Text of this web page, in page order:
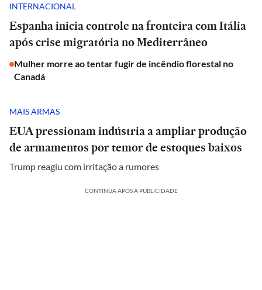
INTERNACIONAL
Espanha inicia controle na fronteira com Itália
após crise migratória no Mediterrâneo
Mulher morre ao tentar fugir de incêndio florestal no
Canadá
MAIS ARMAS
EUA pressionam indústria a ampliar produção
de armamentos por temor de estoques baixos
Trump reagiu com irritação a rumores
CONTINUA APÓS A PUBLICIDADE